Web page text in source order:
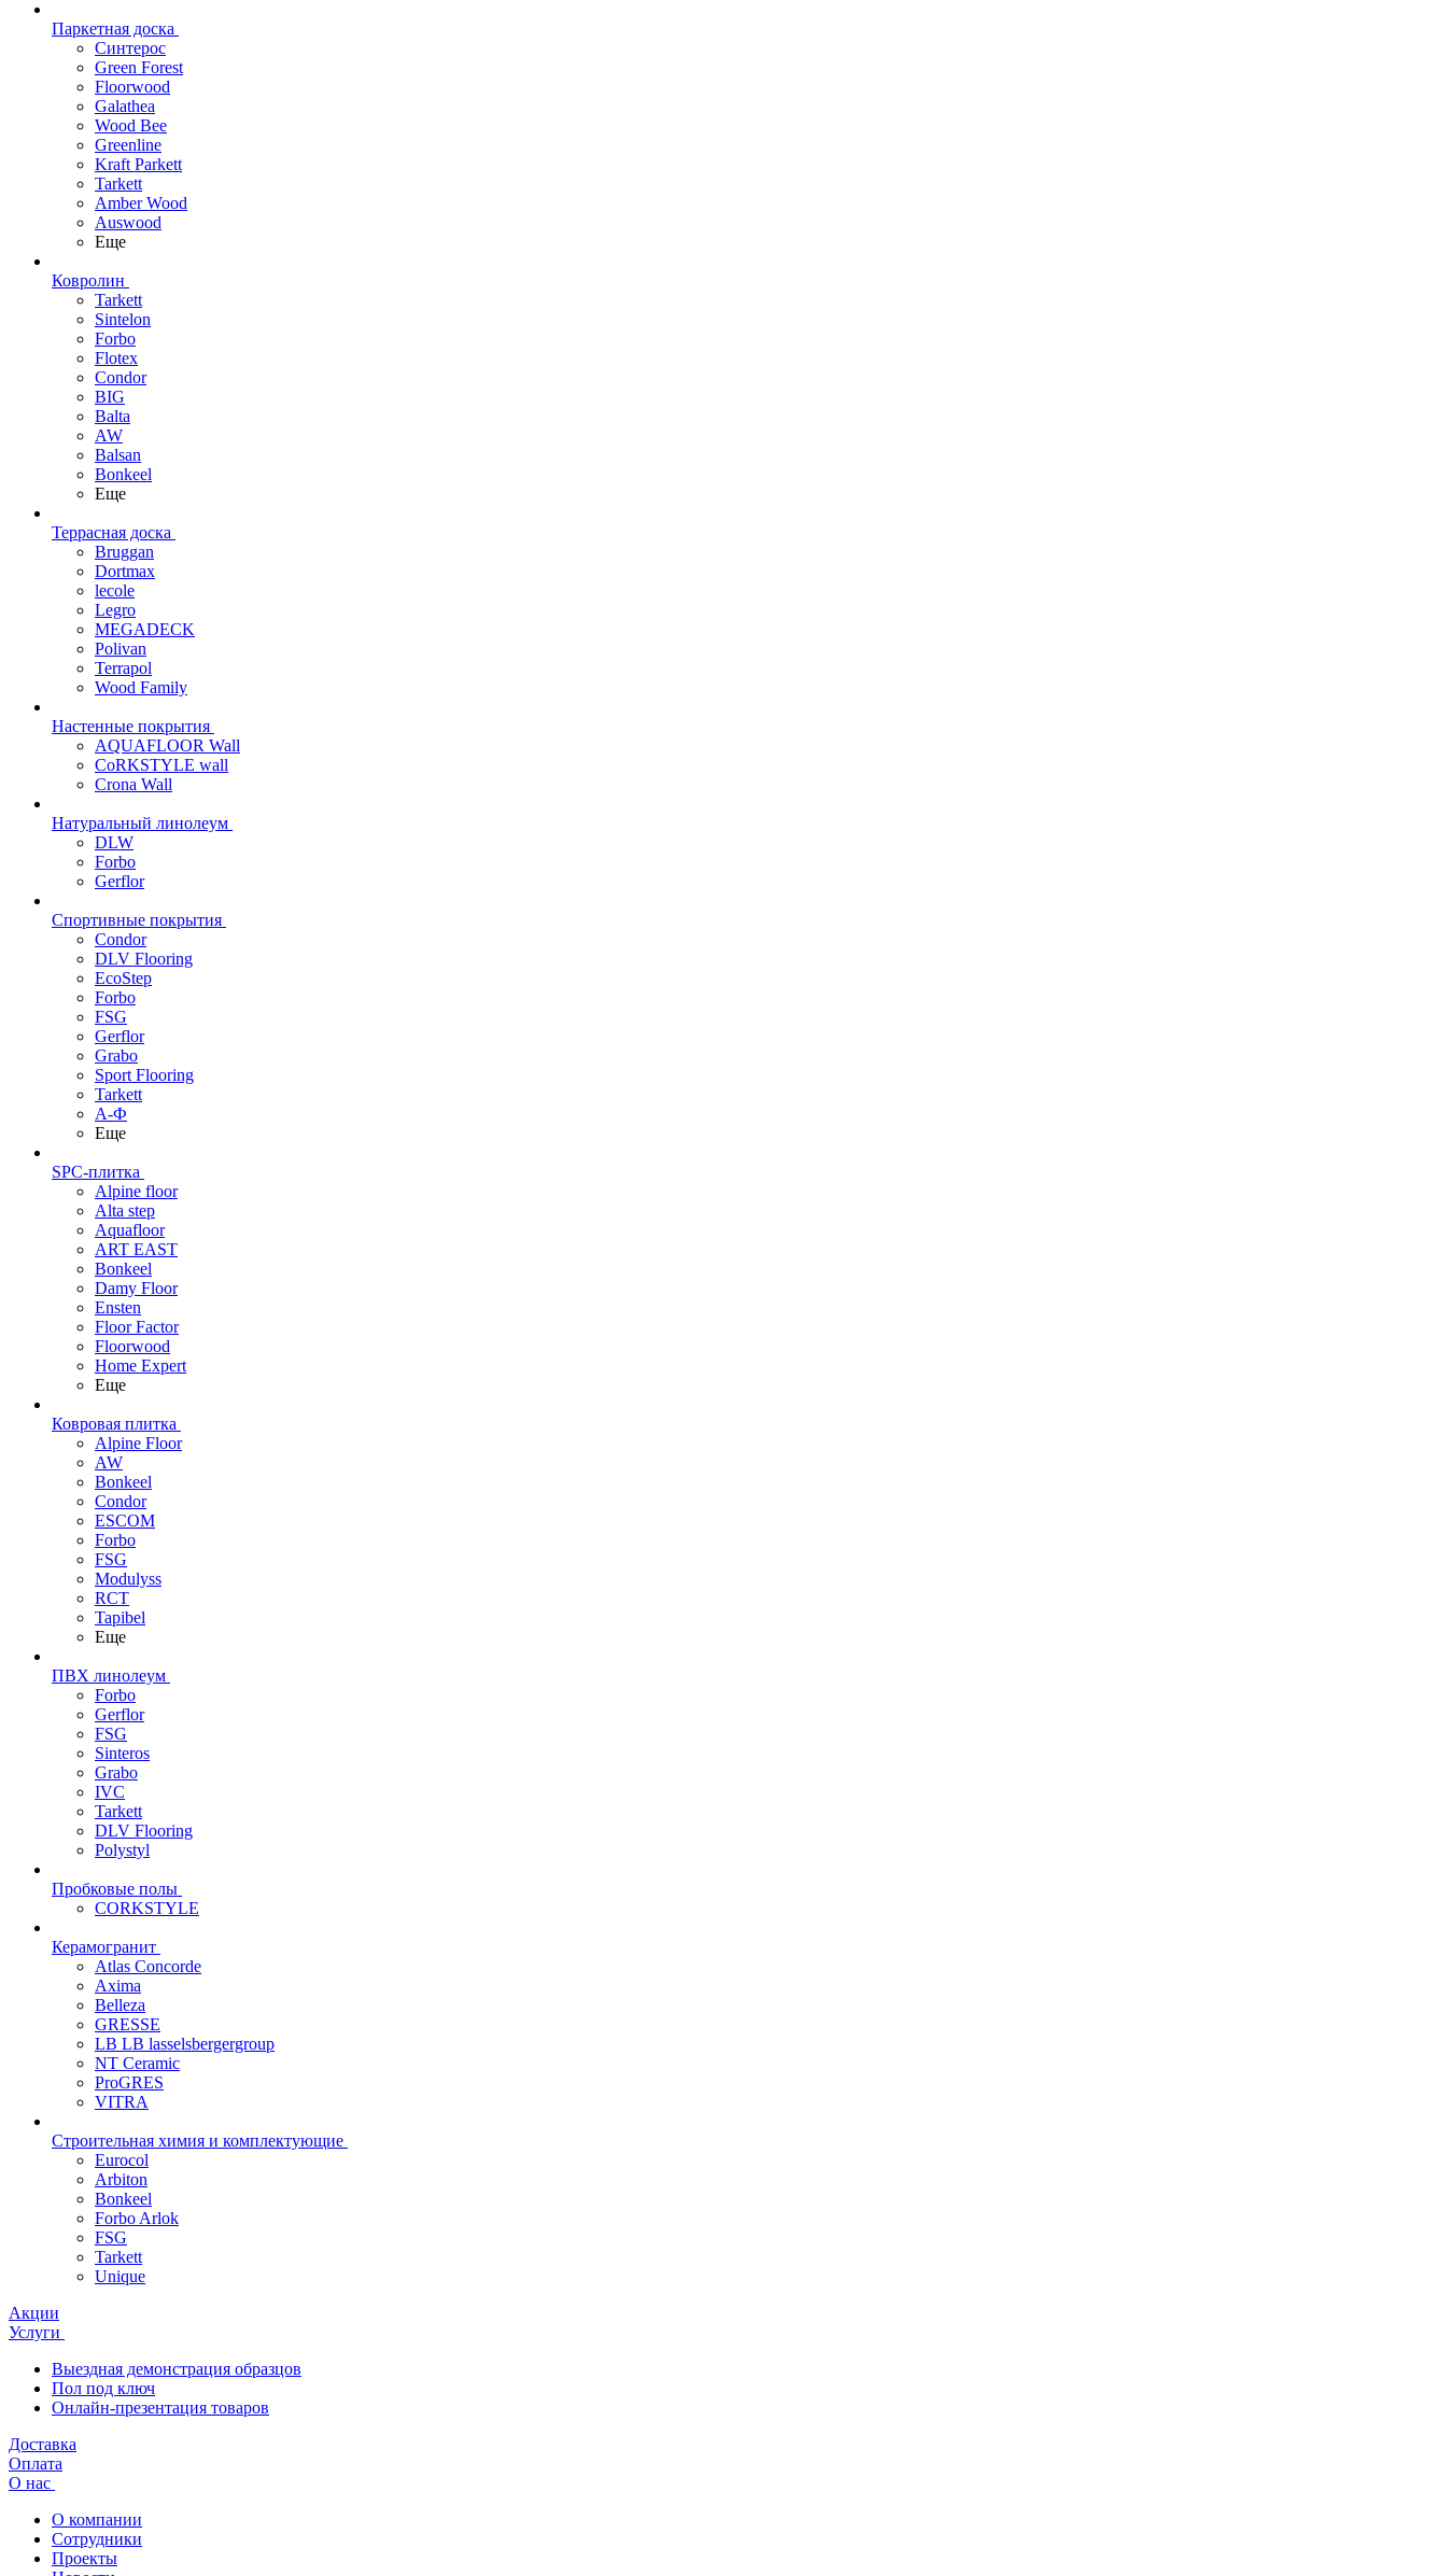
Паркетная доска
Синтерос
Green Forest
Floorwood
Galathea
Wood Bee
Greenline
Kraft Parkett
Tarkett
Amber Wood
Auswood
Еще
Ковролин
Tarkett
Sintelon
Forbo
Flotex
Condor
BIG
Balta
AW
Balsan
Bonkeel
Еще
Террасная доска
Bruggan
Dortmax
lecole
Legro
MEGADECK
Polivan
Terrapol
Wood Family
Настенные покрытия
AQUAFLOOR Wall
CoRKSTYLE wall
Crona Wall
Натуральный линолеум
DLW
Forbo
Gerflor
Спортивные покрытия
Condor
DLV Flooring
EcoStep
Forbo
FSG
Gerflor
Grabo
Sport Flooring
Tarkett
А-Ф
Еще
SPC-плитка
Alpine floor
Alta step
Aquafloor
ART EAST
Bonkeel
Damy Floor
Ensten
Floor Factor
Floorwood
Home Expert
Еще
Ковровая плитка
Alpine Floor
AW
Bonkeel
Condor
ESCOM
Forbo
FSG
Modulyss
RCT
Tapibel
Еще
ПВХ линолеум
Forbo
Gerflor
FSG
Sinteros
Grabo
IVC
Tarkett
DLV Flooring
Polystyl
Пробковые полы
CORKSTYLE
Керамогранит
Atlas Concorde
Axima
Belleza
GRESSE
LB LB lasselsbergergroup
NT Ceramic
ProGRES
VITRA
Строительная химия и комплектующие
Eurocol
Arbiton
Bonkeel
Forbo Arlok
FSG
Tarkett
Unique
Акции
Услуги
Выездная демонстрация образцов
Пол под ключ
Онлайн-презентация товаров
Доставка
Оплата
О нас
О компании
Сотрудники
Проекты